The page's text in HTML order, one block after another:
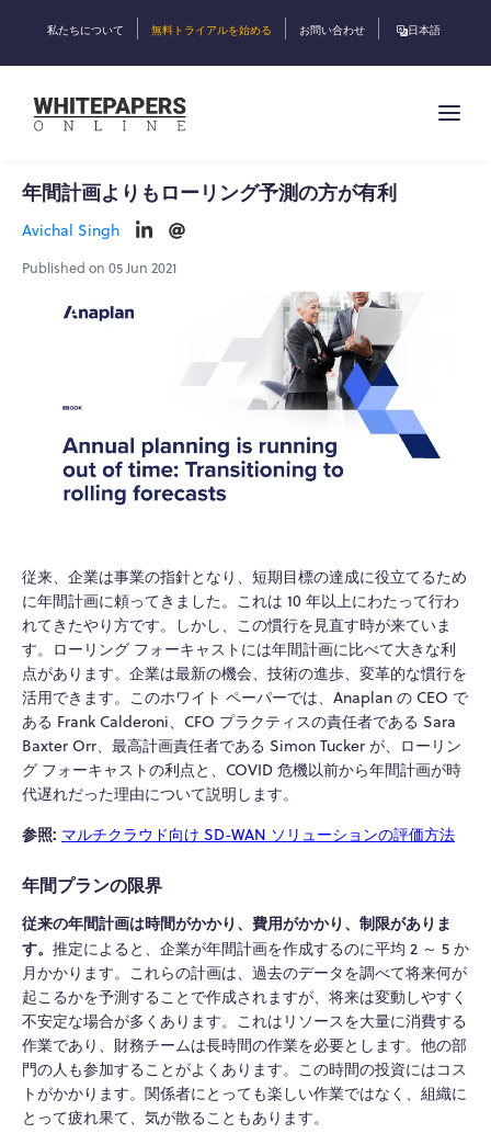
私たちについて 無料トライアルを始める お問い合わせ 日本語
年間計画よりもローリング予測の方が有利
Avichal Singh
Published on 05 Jun 2021
従来、企業は事業の指針となり、短期目標の達成に役立てるため
に年間計画に頼ってきました。これは 10 年以上にわたって行わ
れてきたやり方です。しかし、この慣行を見直す時が来ていま
す。ローリング フォーキャストには年間計画に比べて大きな利
点があります。企業は最新の機会、技術の進歩、変革的な慣行を
活用できます。このホワイト ペーパーでは、Anaplan の CEO で
ある Frank Calderoni、CFO プラクティスの責任者である Sara
Baxter Orr、最高計画責任者である Simon Tucker が、ローリン
グ フォーキャストの利点と、COVID 危機以前から年間計画が時
代遅れだった理由について説明します。
参照: マルチクラウド向け SD-WAN ソリューションの評価方法
年間プランの限界
従来の年間計画は時間がかかり、費用がかかり、制限がありま
す。 推定によると、企業が年間計画を作成するのに平均 2 ～ 5 か
月かかります。これらの計画は、過去のデータを調べて将来何が
起こるかを予測することで作成されますが、将来は変動しやすく
不安定な場合が多くあります。これはリソースを大量に消費する
作業であり、財務チームは長時間の作業を必要とします。他の部
門の人も参加することがよくあります。この時間の投資にはコス
トがかかります。関係者にとっても楽しい作業ではなく、組織に
とって疲れ果て、気が散ることもあります。